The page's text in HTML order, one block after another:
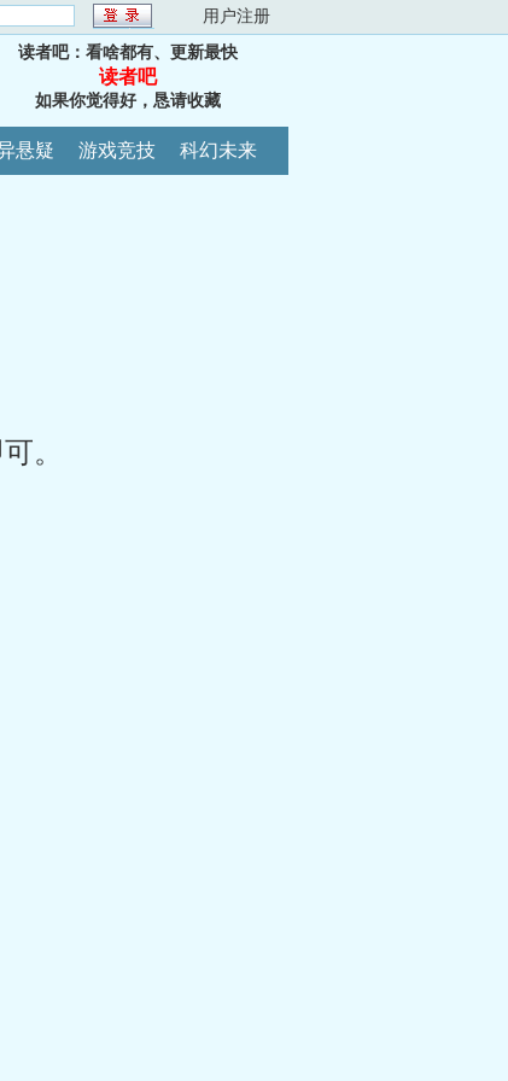
用户注册
读者吧：看啥都有、更新最快
读者吧
如果你觉得好，恳请收藏
悬疑 游戏竞技 科幻未来
。